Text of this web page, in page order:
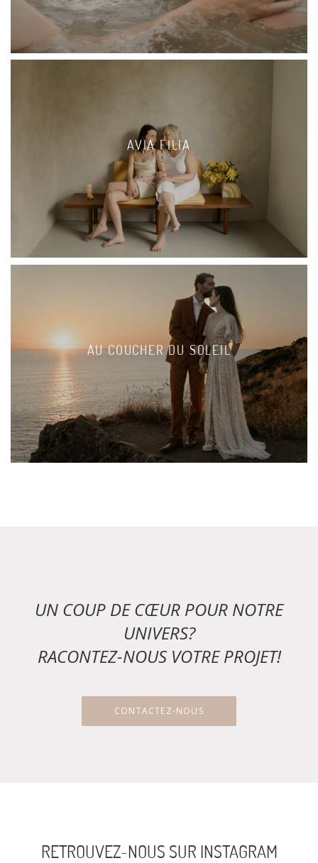
AVIA FILIA
AU COUCHER DU SOLEIL
UN COUP DE CŒUR POUR NOTRE
UNIVERS?
RACONTEZ-NOUS VOTRE PROJET!
CONTACTEZ-NOUS
RETROUVEZ-NOUS SUR INSTAGRAM